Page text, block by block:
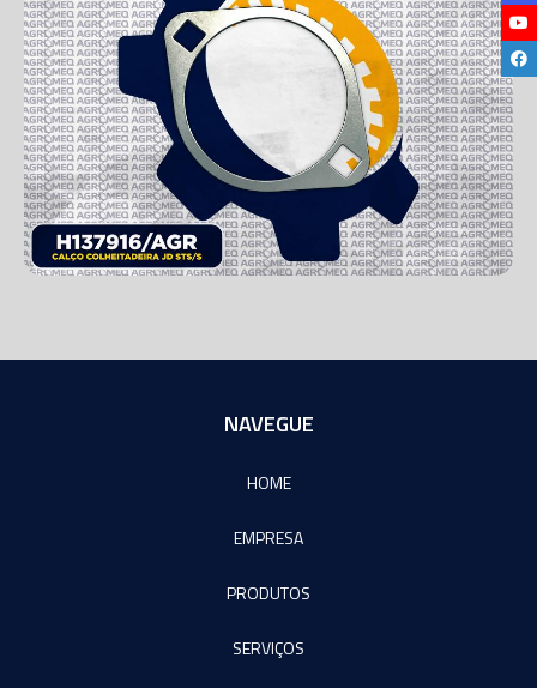
NAVEGUE
HOME
EMPRESA
PRODUTOS
SERVIÇOS